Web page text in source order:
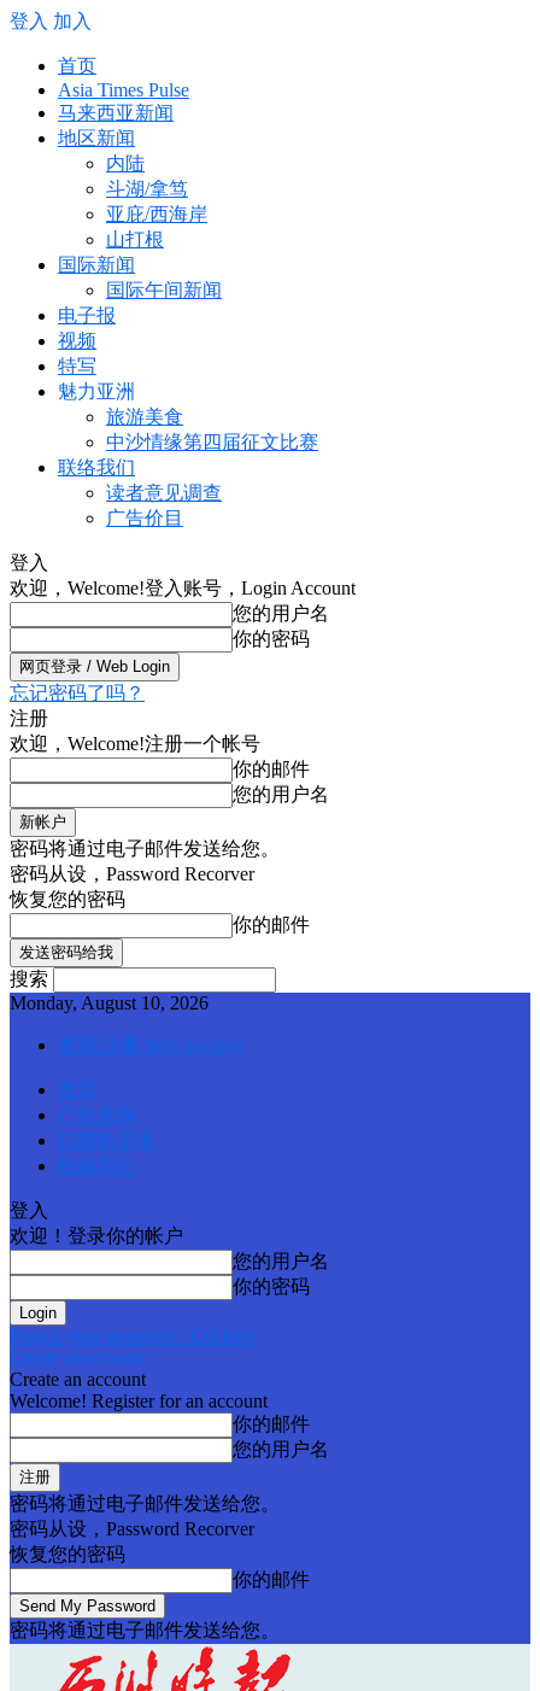
登入 加入
首页
Asia Times Pulse
马来西亚新闻
地区新闻
内陆
斗湖/拿笃
亚庇/西海岸
山打根
国际新闻
国际午间新闻
电子报
视频
特写
魅力亚洲
旅游美食
中沙情缘第四届征文比赛
联络我们
读者意见调查
广告价目
登入
欢迎，Welcome!登入账号，Login Account
您的用户名
你的密码
忘记密码了吗？
注册
欢迎，Welcome!注册一个帐号
你的邮件
您的用户名
密码将通过电子邮件发送给您。
密码从设，Password Recorver
恢复您的密码
你的邮件
搜索
Monday, August 10, 2026
登录/注册 Web SignUp
首页
广告查询
订阅电子报
联络我们
登入
欢迎！登录你的帐户
您的用户名
你的密码
Forgot your password? Get help
Create an account
Create an account
Welcome! Register for an account
你的邮件
您的用户名
密码将通过电子邮件发送给您。
密码从设，Password Recorver
恢复您的密码
你的邮件
密码将通过电子邮件发送给您。